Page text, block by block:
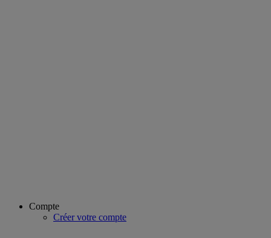
Compte
Créer votre compte